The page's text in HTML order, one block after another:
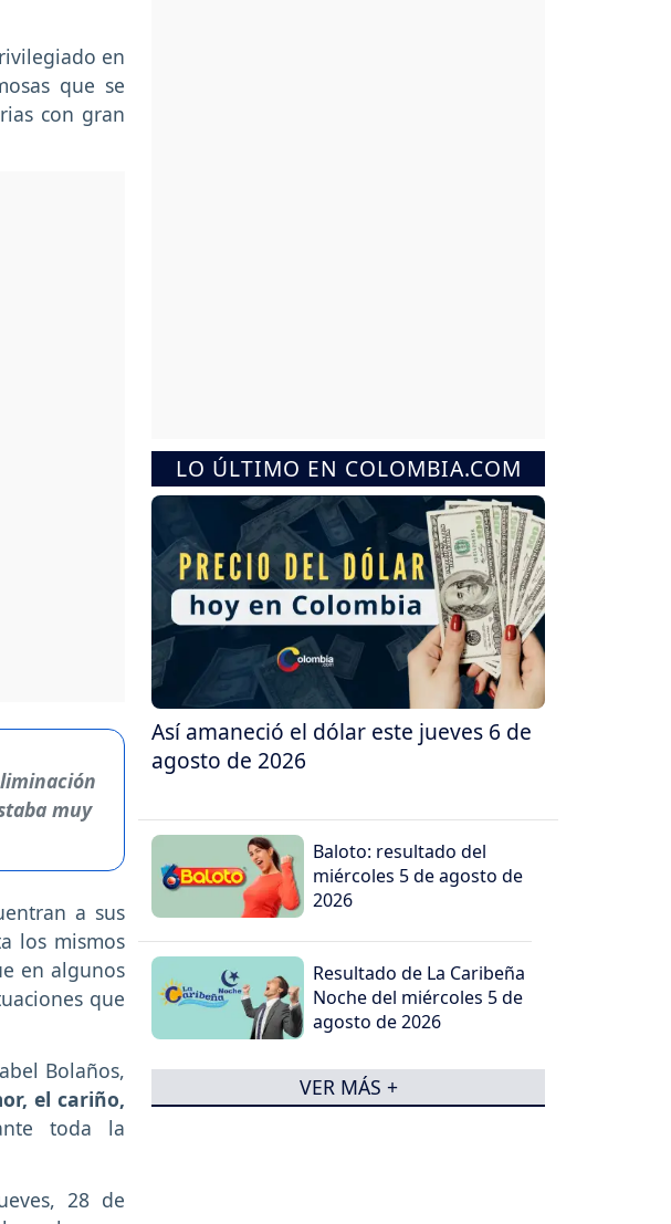
en
que se
con gran
muy
a sus
los mismos
en algunos
que
Bolaños,
el cariño,
toda la
28 de
LO ÚLTIMO EN COLOMBIA.COM
Así amaneció el dólar este jueves 6 de
agosto de 2026
Baloto: resultado del
miércoles 5 de agosto de
2026
Resultado de La Caribeña
Noche del miércoles 5 de
agosto de 2026
VER MÁS +